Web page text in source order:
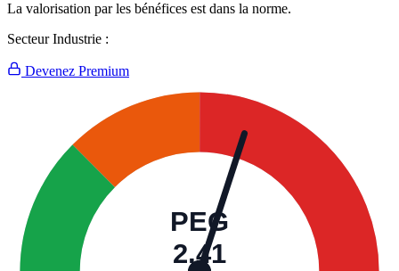
La valorisation par les bénéfices est dans la norme.
Secteur Industrie :
Devenez Premium
PEG
2,41